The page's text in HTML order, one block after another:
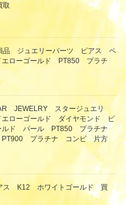
取
品 ジュエリーパーツ ピアス ペ
ローゴールド PT850 プラチ
JEWELRY スタージュエリ
ローゴールド ダイヤモンド ピ
ルド パール PT850 プラチナ
PT900 プラチナ コンビ 片方
ス K12 ホワイトゴールド 買